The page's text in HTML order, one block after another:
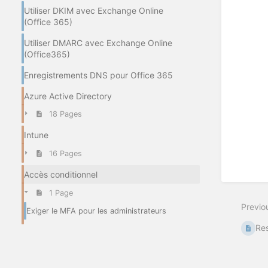
Utiliser DKIM avec Exchange Online
(Office 365)
Utiliser DMARC avec Exchange Online
(Office365)
Enregistrements DNS pour Office 365
Azure Active Directory
18 Pages
Intune
16 Pages
Accès conditionnel
1 Page
Exiger le MFA pour les administrateurs